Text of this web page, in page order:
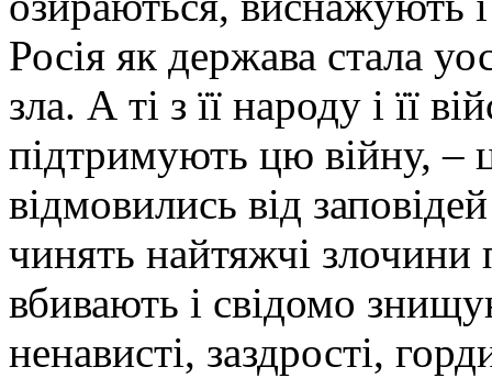
Росія як держава стала
зла. А ті з її народу і її
підтримують цю війну, –
відмовились від
чинять найтяжчі
вбивають і свідомо
ненависті, заздрості,